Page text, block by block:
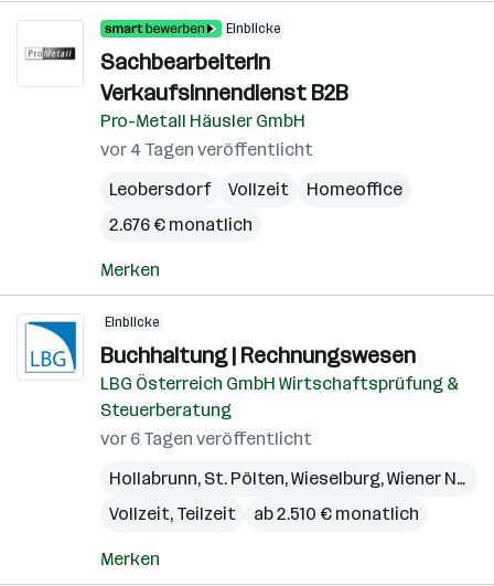
Einblicke
SachbearbeiterIn
Verkaufsinnendienst B2B
Pro-Metall Häusler GmbH
vor 4 Tagen veröffentlicht
Leobersdorf
Vollzeit
Homeoffice
2.676 € monatlich
Merken
Einblicke
Buchhaltung | Rechnungswesen
LBG Österreich GmbH Wirtschaftsprüfung &
Steuerberatung
vor 6 Tagen veröffentlicht
Hollabrunn, St. Pölten,Wieselburg,Wiener Neustadt
Vollzeit, Teilzeit
ab 2.510 € monatlich
Merken